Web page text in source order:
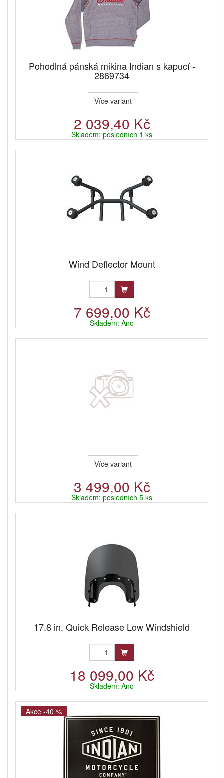
Pohodlná pánská mikina Indian s kapucí -
2869734
Více variant
2 039,40 Kč
Skladem: posledních 1 ks
Wind Deflector Mount
7 699,00 Kč
Skladem: Ano
Více variant
3 499,00 Kč
Skladem: posledních 5 ks
17.8 in. Quick Release Low Windshield
18 099,00 Kč
Skladem: Ano
Akce -40 %